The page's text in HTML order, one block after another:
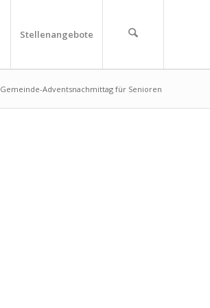
Stellenangebote
Gemeinde-Adventsnachmittag für Senioren